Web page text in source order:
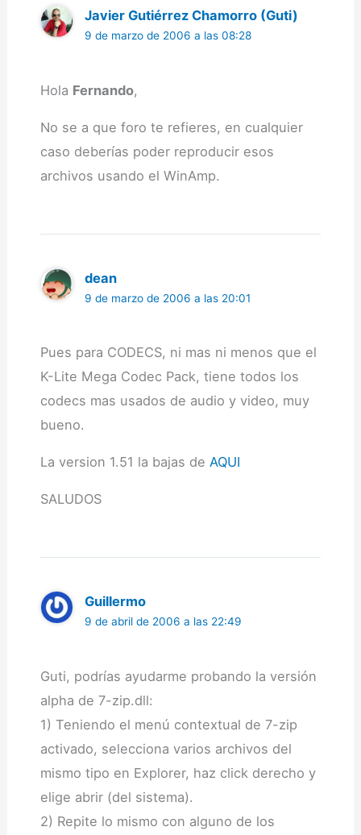
Javier Gutiérrez Chamorro (Guti)
9 de marzo de 2006 a las 08:28
Hola Fernando,
No se a que foro te refieres, en cualquier
caso deberías poder reproducir esos
archivos usando el WinAmp.
dean
9 de marzo de 2006 a las 20:01
Pues para CODECS, ni mas ni menos que el
K-Lite Mega Codec Pack, tiene todos los
codecs mas usados de audio y video, muy
bueno.
La version 1.51 la bajas de AQUI
SALUDOS
Guillermo
9 de abril de 2006 a las 22:49
Guti, podrías ayudarme probando la versión
alpha de 7-zip.dll:
1) Teniendo el menú contextual de 7-zip
activado, selecciona varios archivos del
mismo tipo en Explorer, haz click derecho y
elige abrir (del sistema).
2) Repite lo mismo con alguno de los